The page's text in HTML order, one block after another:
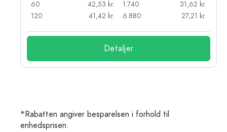
60
42,53 kr.
120
41,42 kr.
1.740
31,62 kr.
6.880
27,21 kr.
Detaljer
*Rabatten angiver besparelsen i forhold til
enhedsprisen.